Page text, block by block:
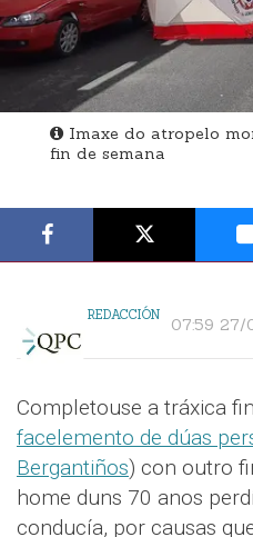
Imaxe do atropelo
fin de semana
REDACCIÓN 07:59 27/
Completouse a tráxica
facelemento de dúas
Bergantiños) con outro
home duns 70 anos
conducía, por causas